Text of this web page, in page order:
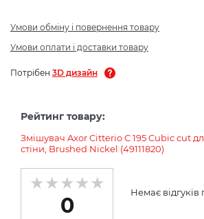
Умови обміну і повернення товару
Умови оплати і доставки товару
Потрібен 3D дизайн
Рейтинг товару:
Змішувач Axor Citterio C 195 Cubic cut
стіни, Brushed Nickel (49111820)
0
Немає